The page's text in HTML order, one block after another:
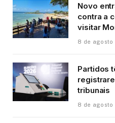
Novo
contra a
visitar
8 de agosto
Partidos
tribunais
8 de agosto